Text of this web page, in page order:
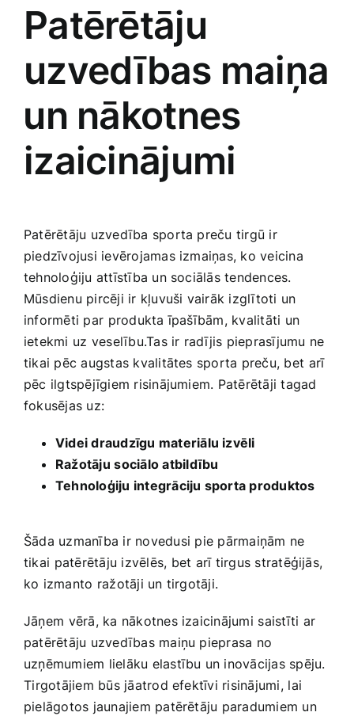
Patērētāju
uzvedības maiņa
⁣un nākotnes
‌izaicinājumi
Patērētāju uzvedība sporta‌ preču tirgū ir
piedzīvojusi ievērojamas izmaiņas, ko veicina
tehnoloģiju attīstība un sociālās tendences.
Mūsdienu pircēji ir kļuvuši ‍vairāk izglītoti un
informēti par ⁢produkta īpašībām, kvalitāti un
ietekmi ⁣uz veselību.Tas ir ​radījis pieprasījumu ne
tikai ‍pēc augstas kvalitātes sporta preču, bet⁤ arī⁤
pēc‍ ilgtspējīgiem risinājumiem. Patērētāji tagad
fokusējas uz: ⁣
Videi draudzīgu​ materiālu‍ izvēli
Ražotāju ⁣sociālo atbildību
Tehnoloģiju integrāciju sporta produktos
Šāda uzmanība ir novedusi⁣ pie pārmaiņām ne
tikai⁣ patērētāju izvēlēs, ⁢bet arī tirgus stratēģijās,
ko izmanto⁣ ražotāji un tirgotāji.
Jāņem ⁤vērā, ka nākotnes ‍izaicinājumi ⁤saistīti ar
patērētāju uzvedības maiņu pieprasa no
uzņēmumiem lielāku elastību un inovācijas spēju.
⁣Tirgotājiem būs jāatrod efektīvi risinājumi, ⁣lai
pielāgotos jaunajiem patērētāju paradumiem un